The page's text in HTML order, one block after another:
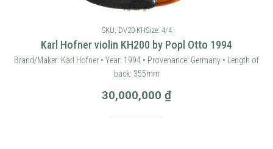
SKU: DV20-KHSize: 4/4
Karl Hofner violin KH200 by Popl Otto 1994
Brand/Maker: Karl Hofner • Year: 1994 • Provenance: Germany • Length of
back: 355mm
30,000,000 ₫